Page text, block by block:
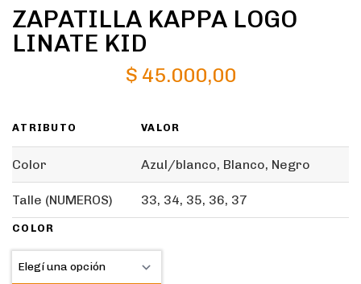
ZAPATILLA KAPPA LOGO
LINATE KID
$45.000,00
ATRIBUTO VALOR
Color Azul/blanco, Blanco, Negro
Talle (NUMEROS) 33, 34, 35, 36, 37
COLOR